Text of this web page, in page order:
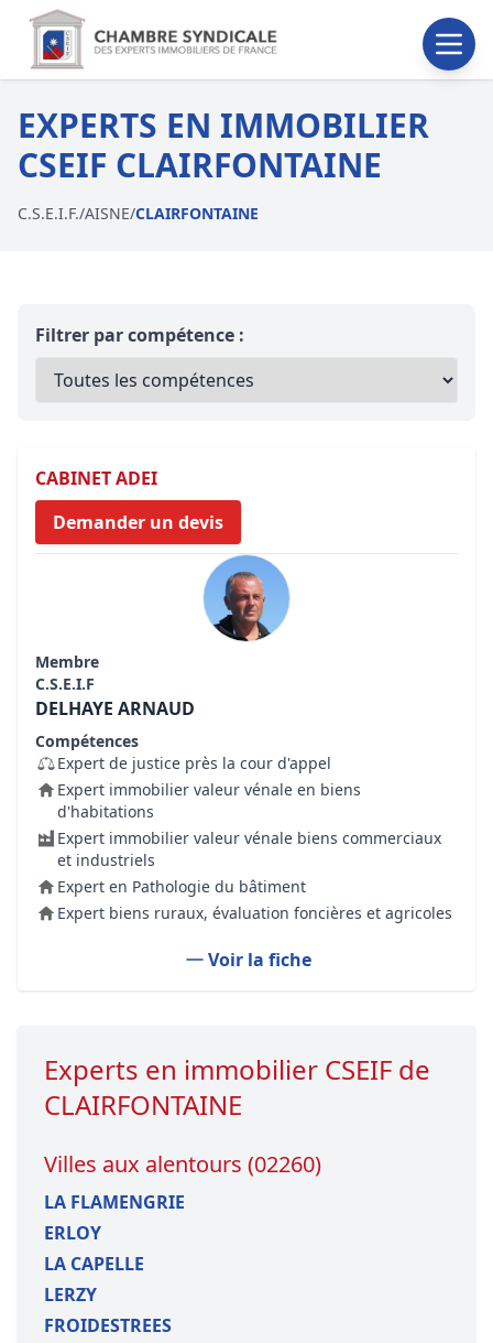
EXPERTS EN IMMOBILIER
CSEIF CLAIRFONTAINE
C.S.E.I.F./AISNE/CLAIRFONTAINE
Filtrer par compétence :
CABINET ADEI
Demander un devis
Membre
C.S.E.I.F
DELHAYE ARNAUD
Compétences
Expert de justice près la cour d'appel
Expert immobilier valeur vénale en biens
d'habitations
Expert immobilier valeur vénale biens commerciaux
et industriels
Expert en Pathologie du bâtiment
Expert biens ruraux, évaluation foncières et agricoles
Voir la fiche
Experts en immobilier CSEIF de
CLAIRFONTAINE
Villes aux alentours (02260)
LA FLAMENGRIE
ERLOY
LA CAPELLE
LERZY
FROIDESTREES